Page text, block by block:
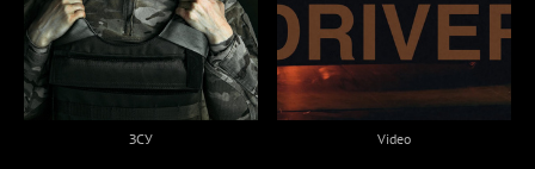
ЗСУ Video